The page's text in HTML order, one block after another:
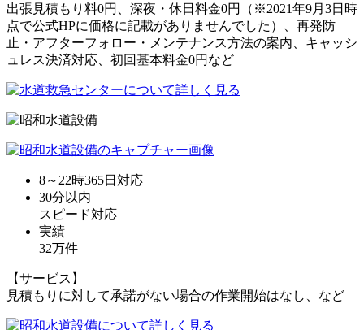
出張見積もり料0円、深夜・休日料金0円（※2021年9月3日時
点で公式HPに価格に記載がありませんでした）、再発防
止・アフターフォロー・メンテナンス方法の案内、キャッシ
ュレス決済対応、初回基本料金0円など
8～22時365日 対応
30分 以内
スピード対応
実績
32万件
【サービス】
見積もりに対して承諾がない場合の作業開始はなし、など